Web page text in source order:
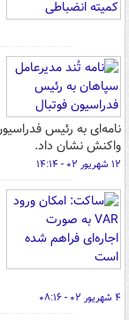
نامه‌ای به رئیس
واکنش نشان داد.
۱۲ شهریور ۰۲ - ۱۴:۱۴
۴ شهریور ۰۲ - ۰۸:۱۶